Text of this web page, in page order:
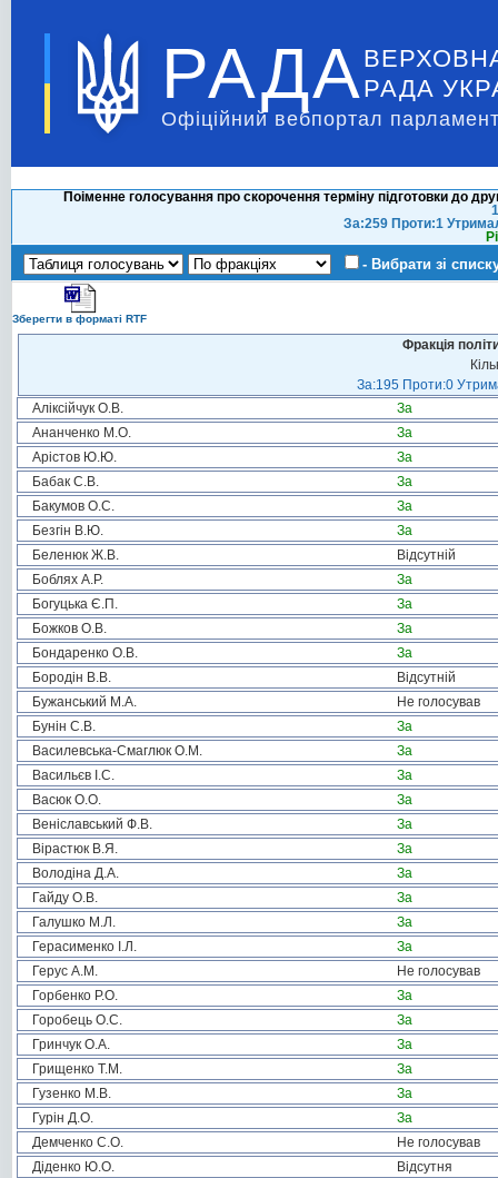
РАДА РАДА
Офіційний вебпортал
Поіменне голосування про скорочення терміну підготовки до
За:259 Проти:1
- Вибрати зі
Зберегти в форматі RTF
Фракція
За:195 Проти:0
Аліксійчук О.В.
За
Ананченко М.О.
За
Арістов Ю.Ю.
За
Бабак С.В.
За
Бакумов О.С.
За
Безгін В.Ю.
За
Беленюк Ж.В.
Відсутній
Боблях А.Р.
За
Богуцька Є.П.
За
Божков О.В.
За
Бондаренко О.В.
За
Бородін В.В.
Відсутній
Бужанський М.А.
Не голосував
Бунін С.В.
За
Василевська-Смаглюк О.М.
За
Васильєв І.С.
За
Васюк О.О.
За
Веніславський Ф.В.
За
Вірастюк В.Я.
За
Володіна Д.А.
За
Гайду О.В.
За
Галушко М.Л.
За
Герасименко І.Л.
За
Герус А.М.
Не голосував
Горбенко Р.О.
За
Горобець О.С.
За
Гринчук О.А.
За
Грищенко Т.М.
За
Гузенко М.В.
За
Гурін Д.О.
За
Демченко С.О.
Не голосував
Діденко Ю.О.
Відсутня